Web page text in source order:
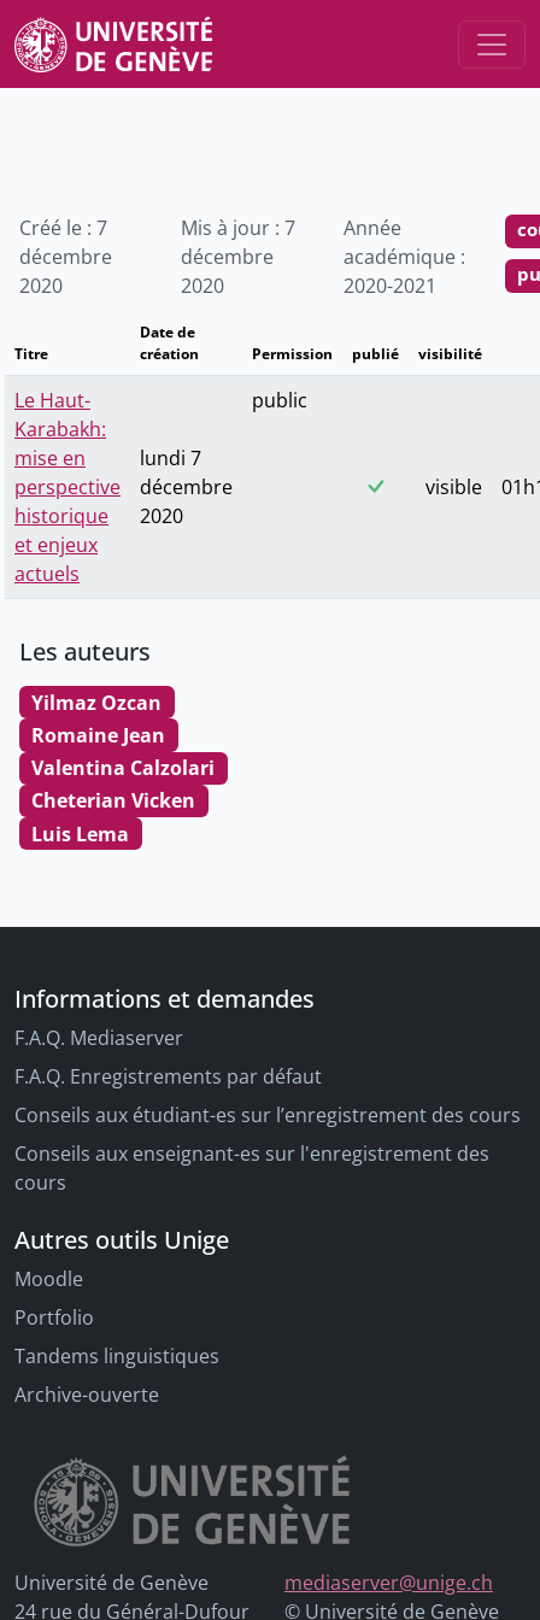
Créé le : 7
décembre
2020
Mis à jour : 7
décembre
2020
Année
académique :
2020-2021
Titre
Date de
création
Permission publié visibilité
Le Haut-
Karabakh:
mise en
perspective
historique
et enjeux
actuels
lundi 7
décembre
2020
public
visible
Les auteurs
Yilmaz Ozcan
Romaine Jean
Valentina Calzolari
Cheterian Vicken
Luis Lema
Informations et demandes
F.A.Q. Mediaserver
F.A.Q. Enregistrements par défaut
Conseils aux étudiant-es sur l’enregistrement des cours
Conseils aux enseignant-es sur l'enregistrement des
cours
Autres outils Unige
Moodle
Portfolio
Tandems linguistiques
Archive-ouverte
Université de Genève
24 rue du Général-Dufour
mediaserver@unige.ch
© Université de Genève